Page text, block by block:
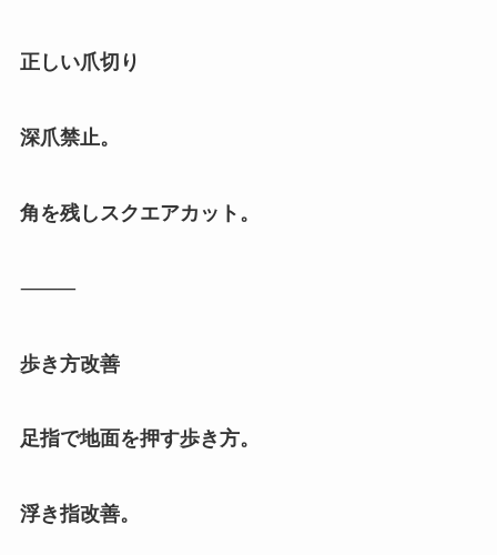
正しい爪切り
深爪禁止。
角を残しスクエアカット。
⸻
歩き方改善
足指で地面を押す歩き方。
浮き指改善。